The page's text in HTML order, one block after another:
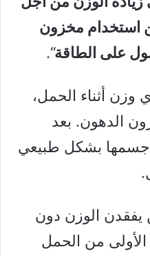
استخدام مخزون
على الطاقة“.
أثناء الحمل،
الدهون. بعد
بشكل طبيعي
يفقدن الوزن دون
الأولى من الحمل